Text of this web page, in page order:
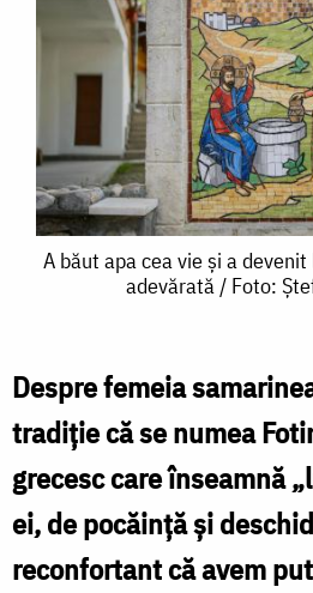
A
cea
vie
și
devenit
A băut apa cea vie și a
adevărată / Foto:
Despre femeia
tradiție că se numea
grecesc care înseamnă
ei, de pocăință și
reconfortant că avem